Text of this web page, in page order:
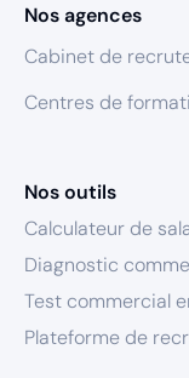
Nos agences
Cabinet de
Centres de
Nos outils
Calculateur de
Diagnostic
Test commercial
Plateforme de